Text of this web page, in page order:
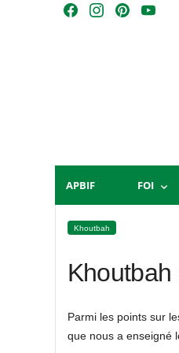
Skip
m
t
Y
APBIF FOI
Khoutbah
Parmi les points sur
que nous a enseigné